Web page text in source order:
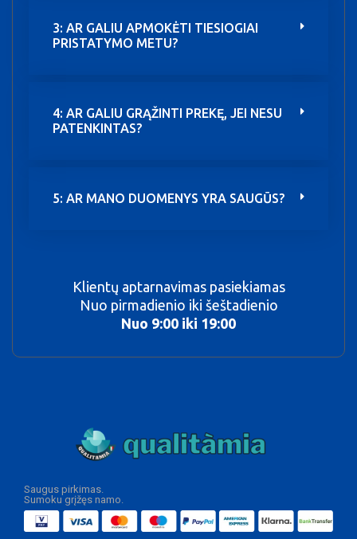
3: AR GALIU APMOKĖTI TIESIOGIAI
PRISTATYMO METU?
4: AR GALIU GRĄŽINTI PREKĘ, JEI NESU
PATENKINTAS?
5: AR MANO DUOMENYS YRA SAUGŪS?
Klientų aptarnavimas pasiekiamas
Nuo pirmadienio iki šeštadienio
Nuo 9:00 iki 19:00
Saugus pirkimas.
Sumoku grįžęs namo.